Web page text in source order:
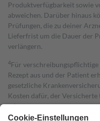
Produktverfügbarkeit sowie
abweichen. Darüber hinaus
Prüfungen, die zu deiner
Lieferfrist um die Dauer der
verlängern.
4Für
Rezept aus und der Patient
gesetzliche
Kosten dafür, der
mit.
Grundsätzlich leisten